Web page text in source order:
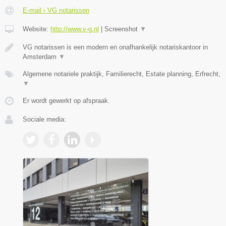
E-mail › VG notarissen
Website: http://www.v-g.nl | Screenshot ▼
VG notarissen is een modern en onafhankelijk notariskantoor in
Amsterdam ▼
Algemene notariele praktijk, Familierecht, Estate planning, Erfrecht,
▼
Er wordt gewerkt op afspraak.
Sociale media: